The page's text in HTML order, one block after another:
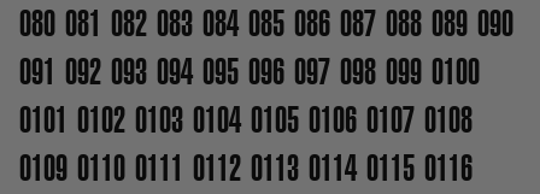
080 081 082 083 084 085 086 087 088 089 090
091 092 093 094 095 096 097 098 099 0100
0101 0102 0103 0104 0105 0106 0107 0108
0109 0110 0111 0112 0113 0114 0115 0116